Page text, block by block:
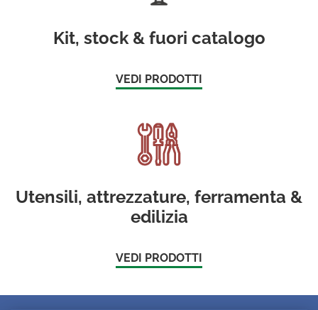
Kit, stock & fuori catalogo
VEDI PRODOTTI
Utensili, attrezzature, ferramenta &
edilizia
VEDI PRODOTTI